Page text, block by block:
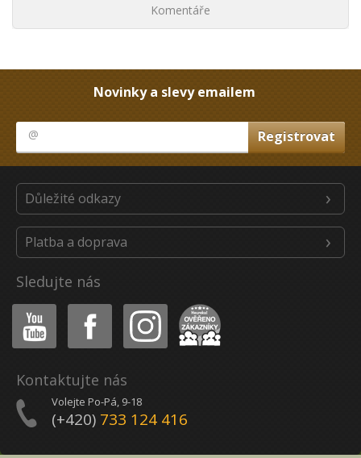
Komentáře
Novinky a slevy emailem
Důležité odkazy
Platba a doprava
Sledujte nás
Youtube Facebook Instagram Heureka
Kontaktujte nás
Volejte Po-Pá, 9-18
(+420) 733 124 416